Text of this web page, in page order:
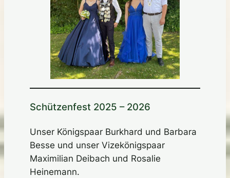
Schützenfest 2025 – 2026
Unser Königspaar Burkhard und Barbara
Besse und unser Vizekönigspaar
Maximilian Deibach und Rosalie
Heinemann.